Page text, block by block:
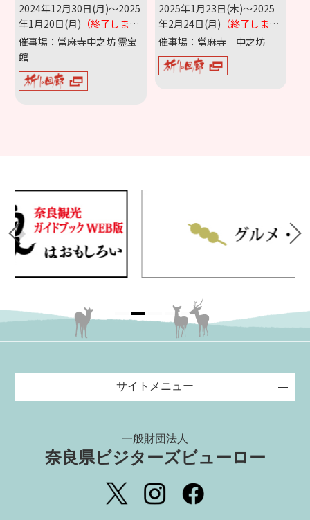
2024年12月30日(月)～2025
年1月20日(月) （終了しまし
た）
催事場：當麻寺中之坊 霊宝
館
2025年1月23日(木)～2025
年2月24日(月) （終了しまし
た）
催事場：當麻寺 中之坊
サイトメニュー
一般財団法人
奈良県ビジターズビューロー